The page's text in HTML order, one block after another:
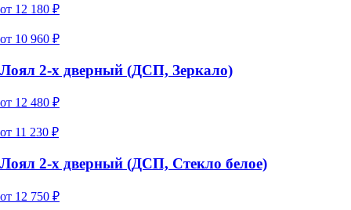
от 12 180 ₽
от 10 960 ₽
Лоял 2-х дверный (ДСП, Зеркало)
от 12 480 ₽
от 11 230 ₽
Лоял 2-х дверный (ДСП, Стекло белое)
от 12 750 ₽